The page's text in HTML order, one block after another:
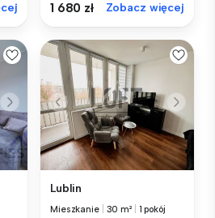
1 680 zł Zobacz więcej
Lublin
Mieszkanie 30 m² 1 pokój